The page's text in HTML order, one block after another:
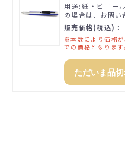
用途:紙・ビニー
の場合は、お問い
販売価格(税込)
※本数により価格
での価格となります
ただいま品切